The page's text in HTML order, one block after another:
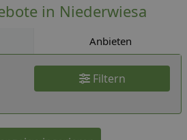
in Niederwiesa
Anbieten
Filtern